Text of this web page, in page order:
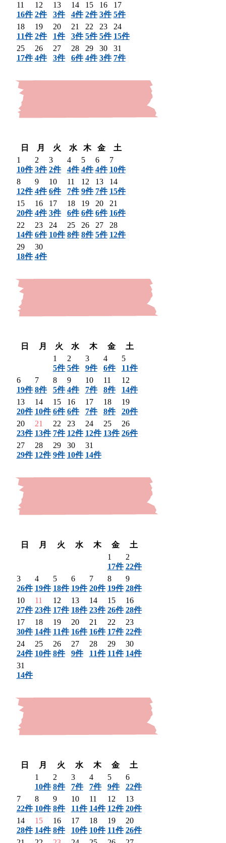
11
16件
12
2件
13
3件
14
4件
15
2件
16
3件
17
5件
18
11件
19
2件
20
1件
21
3件
22
5件
23
5件
24
15件
25
17件
26
4件
27
3件
28
6件
29
4件
30
3件
31
7件
日
月 火 水 木 金
土
1
10件
2
3件
3
2件
4
4件
5
4件
6
4件
7
10件
8
12件
9
4件
10
6件
11
7件
12
9件
13
7件
14
15件
15
20件
16
4件
17
3件
18
6件
19
6件
20
6件
21
16件
22
14件
23
6件
24
10件
25
8件
26
8件
27
5件
28
12件
29
18件
30
4件
日
月 火 水 木 金
土
1
5件
2
5件
3
9件
4
6件
5
11件
6
19件
7
8件
8
5件
9
4件
10
7件
11
8件
12
14件
13
20件
14
10件
15
6件
16
6件
17
7件
18
8件
19
20件
20
23件
21
13件
22
7件
23
12件
24
12件
25
13件
26
26件
27
29件
28
12件
29
9件
30
10件
31
14件
日
月 火 水 木 金
土
1
17件
2
22件
3
26件
4
19件
5
18件
6
19件
7
20件
8
19件
9
28件
10
27件
11
23件
12
17件
13
18件
14
23件
15
26件
16
28件
17
30件
18
14件
19
11件
20
16件
21
16件
22
17件
23
22件
24
24件
25
10件
26
8件
27
9件
28
11件
29
11件
30
14件
31
14件
日
月 火 水 木 金
土
1
10件
2
8件
3
7件
4
7件
5
9件
6
22件
7
22件
8
10件
9
8件
10
11件
11
14件
12
12件
13
20件
14
28件
15
14件
16
8件
17
10件
18
10件
19
11件
20
26件